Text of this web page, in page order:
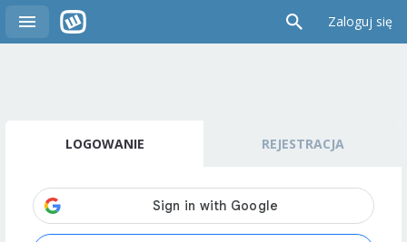
Zaloguj się
LOGOWANIE REJESTRACJA